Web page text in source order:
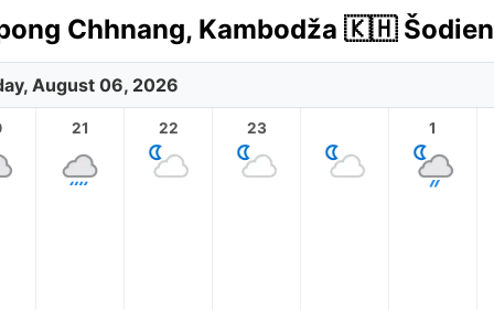
Chhnang, Kambodža 🇰🇭 Šodien
August 06, 2026
21 22 23 1